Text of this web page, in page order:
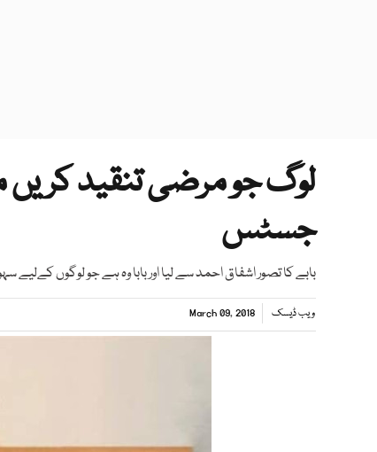
لوگ جو مرضی تنقید
جسٹس
بابے کا تصور اشفاق احمد سے لیا اور بابا وہ ہے جو لوگوں
ویب ڈیسک March 09, 2018